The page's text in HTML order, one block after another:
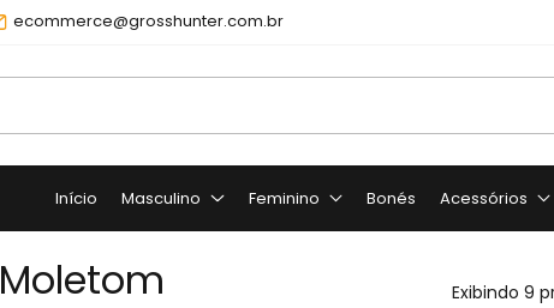
ecommerce@grosshunter.com.br
Início Masculino Feminino Bonés Acessórios
Moletom Exibindo 9